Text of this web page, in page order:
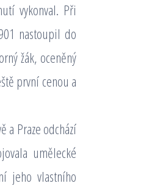
vykonval. Při
nastoupil do
žák, oceněný
první cenou a
a Praze odchází
umělecké
jeho vlastního